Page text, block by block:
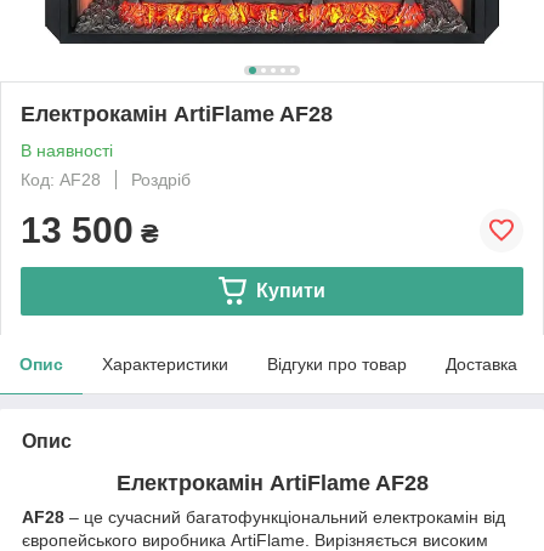
Електрокамін ArtiFlame AF28
В наявності
Код: AF28
Роздріб
13 500 ₴
Купити
Опис Характеристики Відгуки про товар Доставка
Опис
Електрокамін ArtiFlame AF28
AF28 – це сучасний багатофункціональний електрокамін від
європейського виробника ArtiFlame. Вирізняється високим